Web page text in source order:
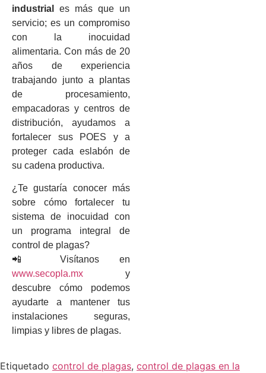
industrial
es más que un
servicio; es un compromiso
con la inocuidad
alimentaria. Con más de 20
años de experiencia
trabajando junto a plantas
de procesamiento,
empacadoras y centros de
distribución, ayudamos a
fortalecer sus POES y a
proteger cada eslabón de
su cadena productiva.
¿Te gustaría conocer más
sobre cómo fortalecer tu
sistema de inocuidad con
un programa integral de
control de plagas?
📲 Visítanos en
www.secopla.mx y
descubre cómo podemos
ayudarte a mantener tus
instalaciones seguras,
limpias y libres de plagas.
Etiquetado control de plagas, control de plagas en la